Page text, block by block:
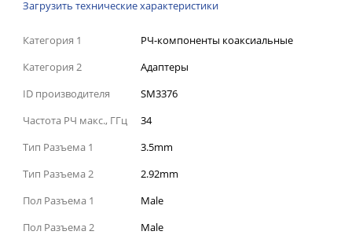
Загрузить технические характеристики
Категория 1
РЧ-компоненты коаксиальные
Категория 2
Адаптеры
ID производителя
SM3376
Частота РЧ макс., ГГц
34
Тип Разъема 1
3.5mm
Тип Разъема 2
2.92mm
Пол Разъема 1
Male
Пол Разъема 2
Male